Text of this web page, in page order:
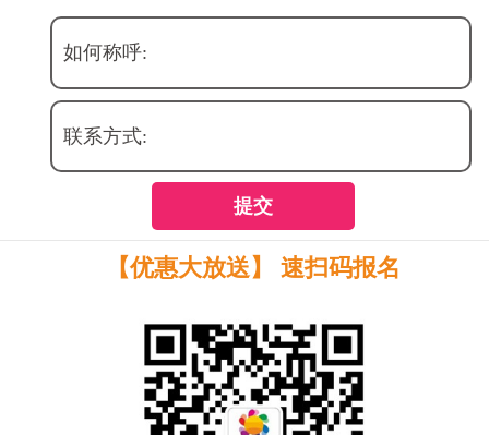
如何称呼:
联系方式:
提交
【优惠大放送】 速扫码报名